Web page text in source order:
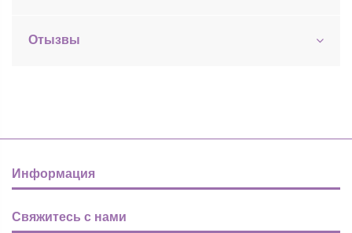
Отызвы
Информация
Свяжитесь с нами